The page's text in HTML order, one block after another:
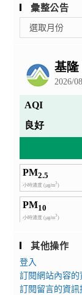
彙整公告
整
選取月份
其他操作
登入
訂閱網站內容
訂閱留言的資訊